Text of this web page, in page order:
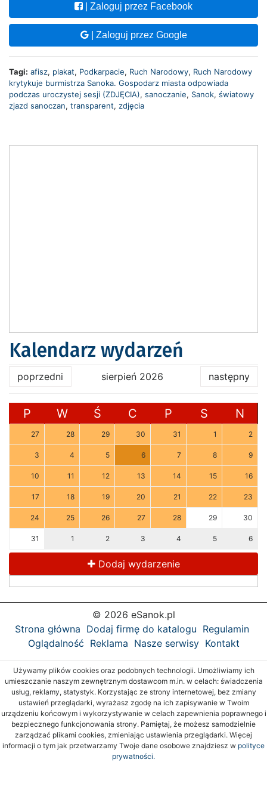
| Zaloguj przez Facebook
| Zaloguj przez Google
Tagi: afisz, plakat, Podkarpacie, Ruch Narodowy, Ruch Narodowy
krytykuje burmistrza Sanoka. Gospodarz miasta odpowiada
podczas uroczystej sesji (ZDJĘCIA), sanoczanie, Sanok, światowy
zjazd sanoczan, transparent, zdjęcia
Kalendarz wydarzeń
poprzedni sierpień 2026 następny
P W Ś C P S N
27 28 29 30 31 1 2
3 4 5 6 7 8 9
10 11 12 13 14 15 16
17 18 19 20 21 22 23
24 25 26 27 28 29 30
31 1 2 3 4 5 6
Dodaj wydarzenie
© 2026 eSanok.pl
Strona główna Dodaj firmę do katalogu Regulamin
Oglądalność Reklama Nasze serwisy Kontakt
Używamy plików cookies oraz podobnych technologii. Umożliwiamy ich
umieszczanie naszym zewnętrznym dostawcom m.in. w celach: świadczenia
usług, reklamy, statystyk. Korzystając ze strony internetowej, bez zmiany
ustawień przeglądarki, wyrażasz zgodę na ich zapisywanie w Twoim
urządzeniu końcowym i wykorzystywanie w celach zapewnienia poprawnego i
bezpiecznego funkcjonowania strony. Pamiętaj, że możesz samodzielnie
zarządzać plikami cookies, zmieniając ustawienia przeglądarki. Więcej
informacji o tym jak przetwarzamy Twoje dane osobowe znajdziesz w polityce
prywatności.